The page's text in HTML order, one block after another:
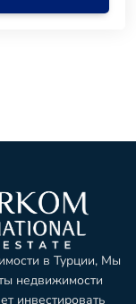
в Турции, Мы
недвижимости
инвестировать